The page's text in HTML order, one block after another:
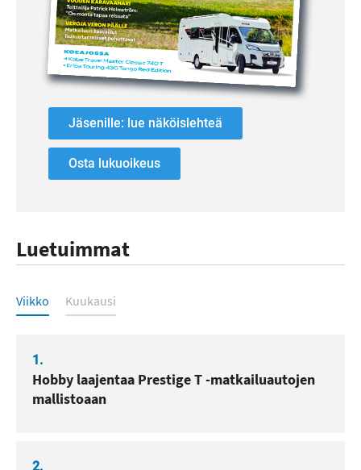
Jäsenille: lue näköislehteä
Osta lukuoikeus
Luetuimmat
Luetuimmat
Viikko Kuukausi
1.
Hobby laajentaa Prestige T -matkailuautojen
mallistoaan
2.